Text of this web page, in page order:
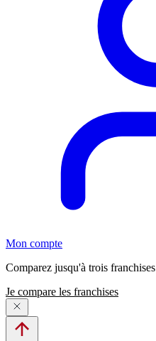
Mon compte
Comparez jusqu'à trois franchises
Je compare les franchises